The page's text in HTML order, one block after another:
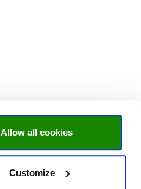
Allow all cookies
Customize